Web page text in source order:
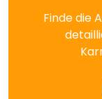
Finde die